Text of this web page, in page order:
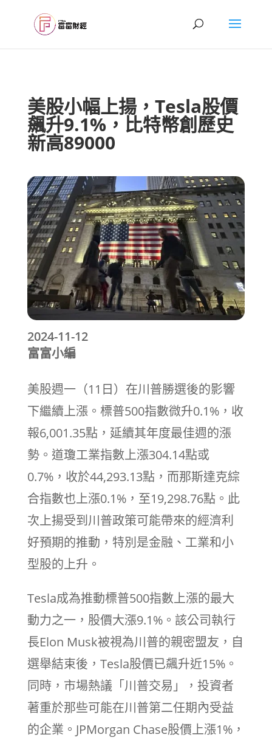
美股小幅上揚，Tesla股價
飆升9.1%，比特幣創歷史
新高89000
2024-11-12
富富小編
美股週一（11日）在川普勝選後的影響
下繼續上漲。標普500指數微升0.1%，收
報6,001.35點，延續其年度最佳週的漲
勢。道瓊工業指數上漲304.14點或
0.7%，收於44,293.13點，而那斯達克綜
合指數也上漲0.1%，至19,298.76點。此
次上揚受到川普政策可能帶來的經濟利
好預期的推動，特別是金融、工業和小
型股的上升。
Tesla成為推動標普500指數上漲的最大
動力之一，股價大漲9.1%。該公司執行
長Elon Musk被視為川普的親密盟友，自
選舉結束後，Tesla股價已飆升近15%。
同時，市場熱議「川普交易」，投資者
著重於那些可能在川普第二任期內受益
的企業。JPMorgan Chase股價上漲1%，